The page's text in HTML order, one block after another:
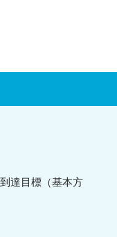
達目標（基本方